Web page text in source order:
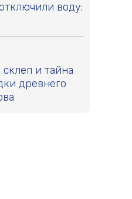
воду:
и тайна
древнего